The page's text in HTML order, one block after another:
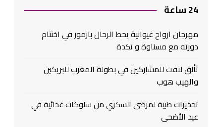
24 ساعة
مهرجان ارواح غيوانية يحط الرحال بازمور في اختتام
دورته مع مسناوة و تكدة
تألق لافت للمشاركين في بطولة المغرب للبريكين
والهيب هوب
تحذيرات طبية لمرضى السكري من سلوكات غذائية في
عيد الأضحى